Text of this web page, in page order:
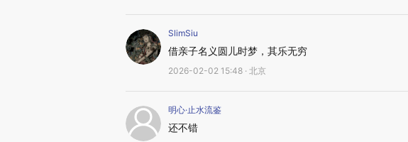
SlimSiu
借亲子名义圆儿时梦，其乐无穷
2026-02-02 15:48 · 北京
明心·止水流鉴
还不错